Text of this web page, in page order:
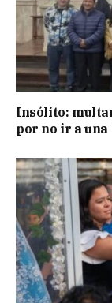
Insólito:
por no ir a una